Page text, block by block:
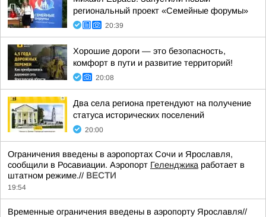
региональный проект «Семейные форумы»
20:39
Хорошие дороги — это безопасность,
комфорт в пути и развитие территорий!
20:08
Два села региона претендуют на получение
статуса исторических поселений
20:00
Ограничения введены в аэропортах Сочи и Ярославля,
сообщили в Росавиации. Аэропорт Геленджика работает в
штатном режиме.// ВЕСТИ
19:54
Временные ограничения введены в аэропорту Ярославля//